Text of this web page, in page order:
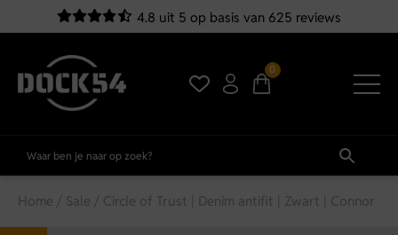
4.8 uit 5 op basis van 625 reviews
0
Home / Sale / Circle of Trust | Denim antifit | Zwart | Connor